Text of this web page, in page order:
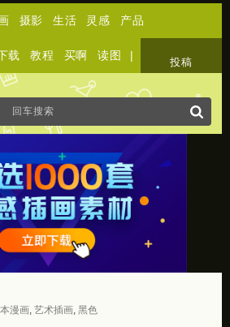
摄影 生活 灵感 产品
载 教程 买啊 读图 |
投稿
本漫画, 艺术插画, 黑色